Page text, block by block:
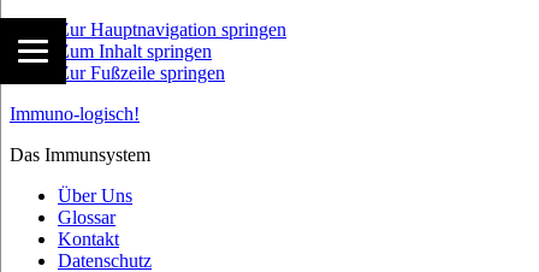
Zur Hauptnavigation springen
Zum Inhalt springen
Zur Fußzeile springen
Immuno-logisch!
Das Immunsystem
Über Uns
Glossar
Kontakt
Datenschutz